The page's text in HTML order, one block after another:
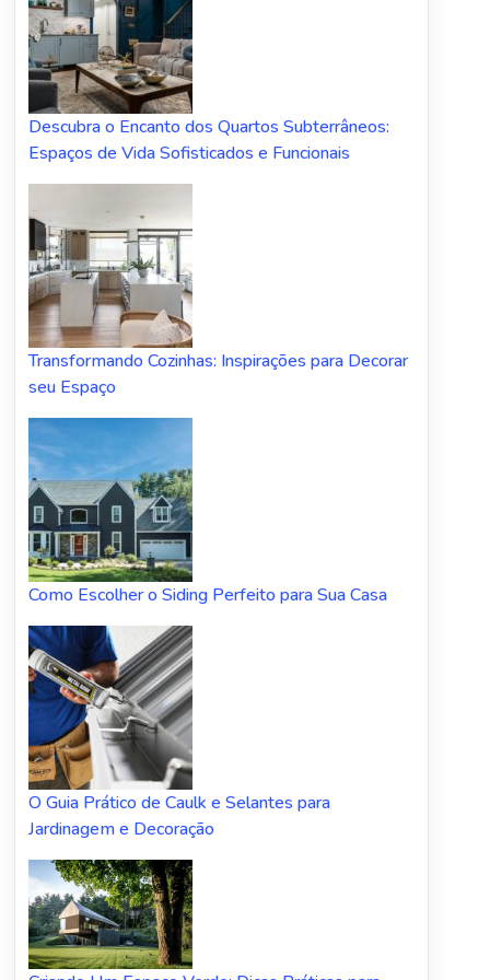
Descubra o Encanto dos Quartos Subterrâneos:
Espaços de Vida Sofisticados e Funcionais
Transformando Cozinhas: Inspirações para Decorar
seu Espaço
Como Escolher o Siding Perfeito para Sua Casa
O Guia Prático de Caulk e Selantes para
Jardinagem e Decoração